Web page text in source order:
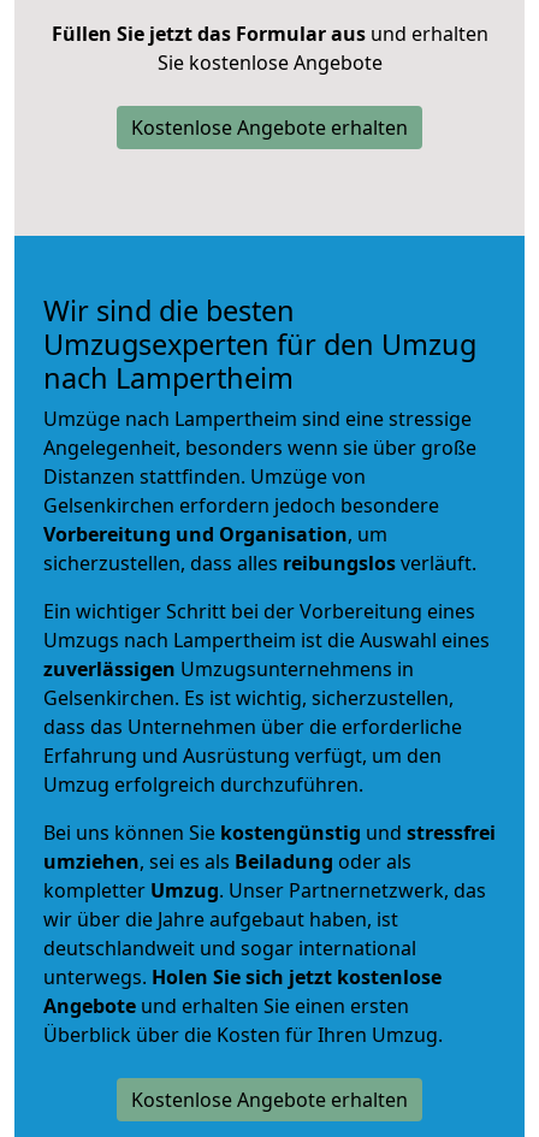
Füllen Sie jetzt das Formular ausund erhalten
Sie kostenlose Angebote
Kostenlose Angebote erhalten
Wir sind die besten
Umzugsexperten für den Umzug
nach Lampertheim
Umzüge nach Lampertheim sind eine stressige
Angelegenheit, besonders wenn sie über große
Distanzen stattfinden. Umzüge von
Gelsenkirchen erfordern jedoch besondere
Vorbereitung und Organisation, um
sicherzustellen, dass alles reibungslosverläuft.
Ein wichtiger Schritt bei der Vorbereitung eines
Umzugs nach Lampertheim ist die Auswahl eines
zuverlässigen Umzugsunternehmens in
Gelsenkirchen. Es ist wichtig, sicherzustellen,
dass das Unternehmen über die erforderliche
Erfahrung und Ausrüstung verfügt, um den
Umzug erfolgreich durchzuführen.
Bei uns können Sie kostengünstig und stressfrei
umziehen, sei es als Beiladung oder als
kompletter Umzug. Unser Partnernetzwerk, das
wir über die Jahre aufgebaut haben, ist
deutschlandweit und sogar international
unterwegs. Holen Sie sich jetzt kostenlose
Angebote und erhalten Sie einen ersten
Überblick über die Kosten für Ihren Umzug.
Kostenlose Angebote erhalten